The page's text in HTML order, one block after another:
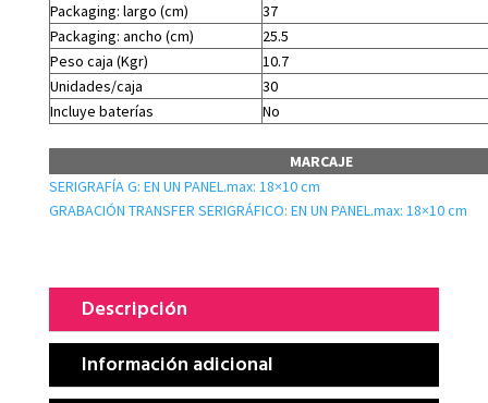
Packaging: largo (cm)
37
Packaging: ancho (cm)
25.5
Peso caja (Kgr)
10.7
Unidades/caja
30
Incluye baterías
No
MARCAJE
SERIGRAFÍA G: EN UN PANEL.max: 18×10 cm
GRABACIÓN TRANSFER SERIGRÁFICO: EN UN PANEL.max: 18×10 cm
Descripción
Información adicional